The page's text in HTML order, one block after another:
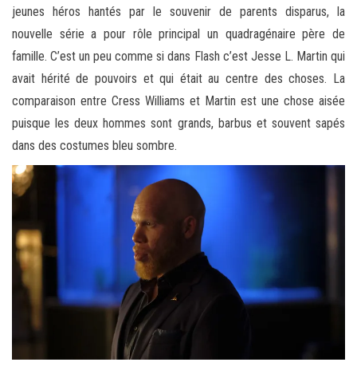
jeunes héros hantés par le souvenir de parents disparus, la
nouvelle série a pour rôle principal un quadragénaire père de
famille. C’est un peu comme si dans Flash c’est Jesse L. Martin qui
avait hérité de pouvoirs et qui était au centre des choses. La
comparaison entre Cress Williams et Martin est une chose aisée
puisque les deux hommes sont grands, barbus et souvent sapés
dans des costumes bleu sombre.